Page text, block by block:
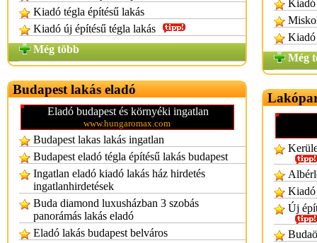
Kiadó tégla építésű lakás
Kiadó új építésű tégla lakás
Még több
Budapest lakás eladó
Eladó budapest és környéki ingatlan
www.hungaromax.com
Budapest lakas lakás ingatlan
Budapest eladó tégla építésű lakás budapest
Ingatlan eladó kiadó lakás ház hirdetés
ingatlanhirdetések
Buda diamond luxusházban 3 szobás
panorámás lakás eladó
Eladó lakás budapest belváros
Kiadó
Kiadó
Még
Kiadó
Új